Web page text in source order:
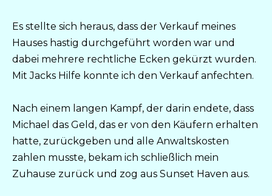
Es stellte sich heraus, dass der Verkauf meines
Hauses hastig durchgeführt worden war und
dabei mehrere rechtliche Ecken gekürzt wurden.
Mit Jacks Hilfe konnte ich den Verkauf anfechten.
Nach einem langen Kampf, der darin endete, dass
Michael das Geld, das er von den Käufern erhalten
hatte, zurückgeben und alle Anwaltskosten
zahlen musste, bekam ich schließlich mein
Zuhause zurück und zog aus Sunset Haven aus.